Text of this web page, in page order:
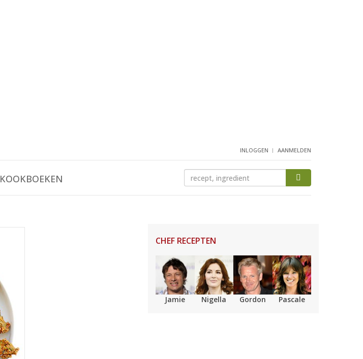
INLOGGEN AANMELDEN
KOOKBOEKEN
CHEF RECEPTEN
Jamie Nigella Gordon Pascale